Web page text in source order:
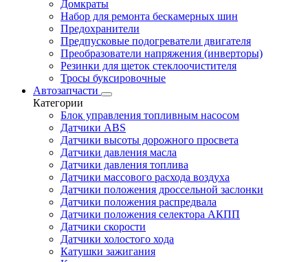
Домкраты
Набор для ремонта бескамерных шин
Предохранители
Предпусковые подогреватели двигателя
Преобразователи напряжения (инверторы)
Резинки для щеток стеклоочистителя
Тросы буксировочные
Автозапчасти
Категории
Блок управления топливным насосом
Датчики ABS
Датчики высоты дорожного просвета
Датчики давления масла
Датчики давления топлива
Датчики массового расхода воздуха
Датчики положения дроссельной заслонки
Датчики положения распредвала
Датчики положения селектора АКПП
Датчики скорости
Датчики холостого хода
Катушки зажигания